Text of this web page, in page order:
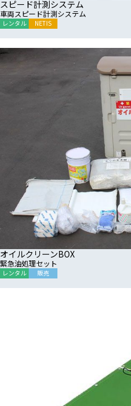
スピード計測システム
車両スピード計測システム
レンタル NETIS
オイルクリーンBOX
緊急油処理セット
レンタル 販売